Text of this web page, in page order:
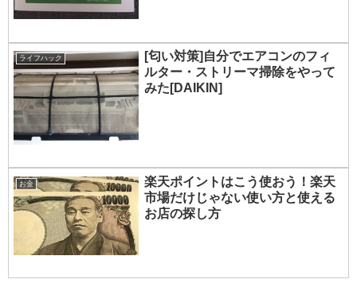
ライフハック
[匂い対策]自分でエアコンのフィ
ルター・ストリーマ掃除をやって
みた[DAIKIN]
お金
楽天ポイントはこう使おう！楽天
市場だけじゃない使い方と使える
お店の探し方